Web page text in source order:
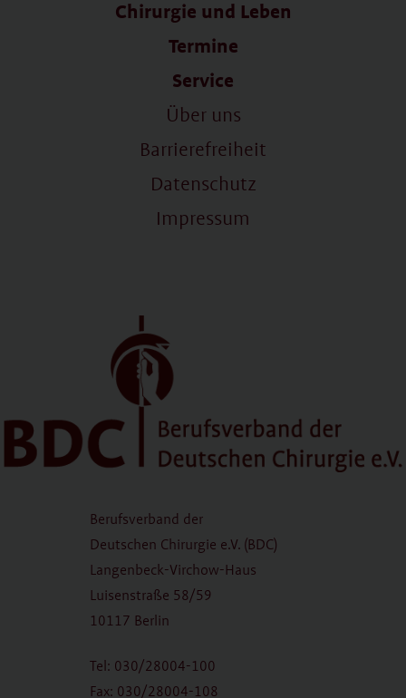
Chirurgie und Leben
Termine
Service
Über uns
Barrierefreiheit
Datenschutz
Impressum
Berufsverband der
Deutschen Chirurgie e.V. (BDC)
Langenbeck-Virchow-Haus
Luisenstraße 58/59
10117 Berlin
Tel: 030/28004-100
Fax: 030/28004-108